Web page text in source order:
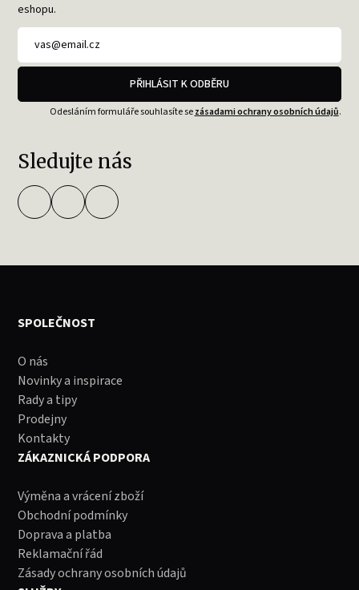
eshopu.
PŘIHLÁSIT K ODBĚRU
Odesláním formuláře souhlasíte sezásadami ochrany osobních údajů.
Sledujte nás
SPOLEČNOST
O nás
Novinky a inspirace
Rady a tipy
Prodejny
Kontakty
ZÁKAZNICKÁ PODPORA
Výměna a vrácení zboží
Obchodní podmínky
Doprava a platba
Reklamační řád
Zásady ochrany osobních údajů